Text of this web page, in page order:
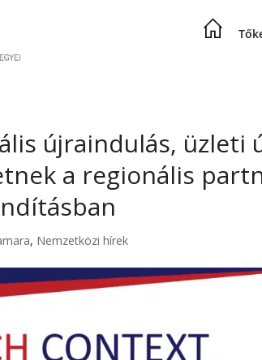
újraindulás, üzleti
a regionális
, Nemzetközi hírek